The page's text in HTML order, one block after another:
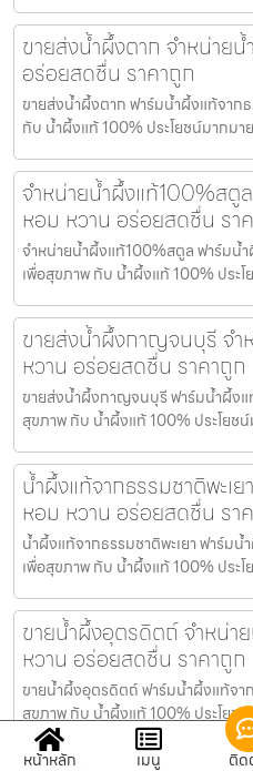
ขายส่งน้ำผึ้งตาก จำหน่าย
อร่อยสดชื่น ราคาถูก
ขายส่งน้ำผึ้งตาก ฟาร์มน้ำผึ้งแท้จาก
กับ น้ำผึ้งแท้ 100% ประโยชน์มากมา
จำหน่ายน้ำผึ้งแท้100%สตู
หอม หวาน อร่อยสดชื่น รา
จำหน่ายน้ำผึ้งแท้100%สตูล ฟาร์มน้
เพื่อสุขภาพ กับ น้ำผึ้งแท้ 100% ประ
ขายส่งน้ำผึ้งกาญจนบุรี จ
หวาน อร่อยสดชื่น ราคาถูก
ขายส่งน้ำผึ้งกาญจนบุรี ฟาร์มน้ำผึ้งแ
สุขภาพ กับ น้ำผึ้งแท้ 100% ประโยช
น้ำผึ้งแท้จากธรรมชาติพะเ
หอม หวาน อร่อยสดชื่น รา
น้ำผึ้งแท้จากธรรมชาติพะเยา ฟาร์ม
เพื่อสุขภาพ กับ น้ำผึ้งแท้ 100% ประ
ขายน้ำผึ้งอุตรดิตถ์ จำหน่า
หวาน อร่อยสดชื่น ราคาถูก
ขายน้ำผึ้งอุตรดิตถ์ ฟาร์มน้ำผึ้งแท้จา
สุขภาพ กับ น้ำผึ้งแท้ 100% ประโยช
หน้าหลัก เมนู ติด